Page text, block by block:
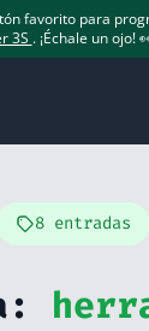
favorito para
3S . ¡Échale un ojo!
8 entradas